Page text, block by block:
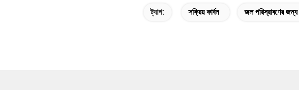
ট্যাগ: সক্রিয় কার্বন জল পরিস্রাবণের জন্য